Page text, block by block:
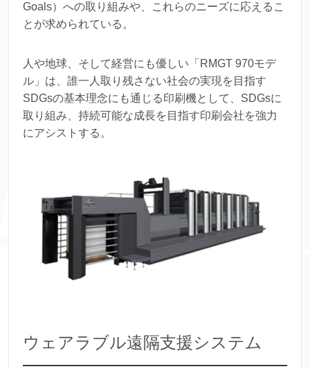
Goals）への取り組みや、これらのニーズに応えるこ
とが求められている。
人や地球、そして経営にも優しい「RMGT 970モデ
ル」は、誰一人取り残さない社会の実現を目指す
SDGsの基本理念にも通じる印刷機として、SDGsに
取り組み、持続可能な成長を目指す印刷会社を強力
にアシストする。
ウェアラブル遠隔支援システム